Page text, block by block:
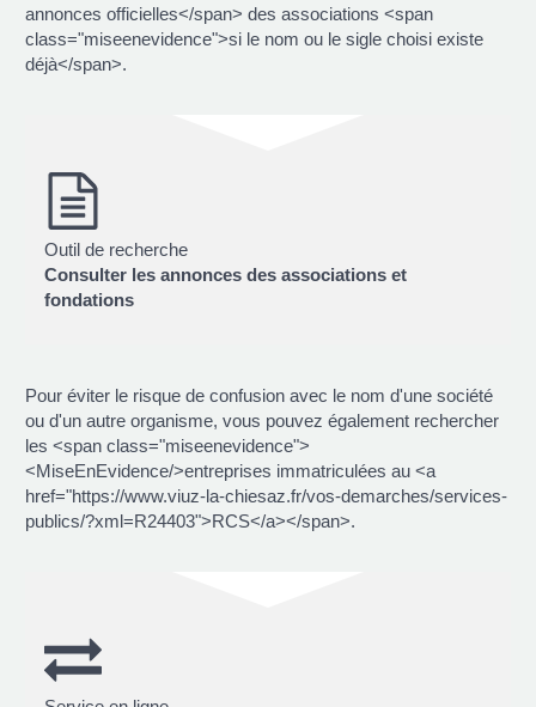
annonces officielles</span> des associations <span
class="miseenevidence">si le nom ou le sigle choisi existe
déjà</span>.
Outil de recherche
Consulter les annonces des associations et
fondations
Pour éviter le risque de confusion avec le nom d'une société
ou d'un autre organisme, vous pouvez également rechercher
les <span class="miseenevidence">
<MiseEnEvidence/>entreprises immatriculées au <a
href="https://www.viuz-la-chiesaz.fr/vos-demarches/services-
publics/?xml=R24403">RCS</a></span>.